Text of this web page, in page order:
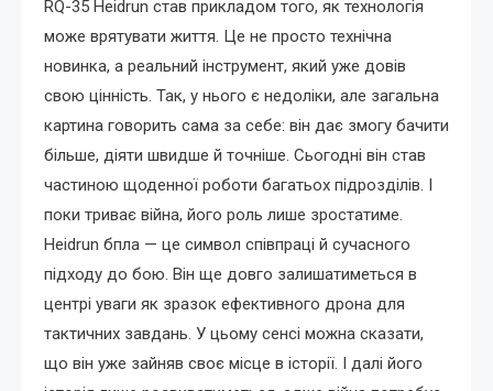
RQ-35 Heidrun став прикладом того, як технологія
може врятувати життя. Це не просто технічна
новинка, а реальний інструмент, який уже довів
свою цінність. Так, у нього є недоліки, але загальна
картина говорить сама за себе: він дає змогу бачити
більше, діяти швидше й точніше. Сьогодні він став
частиною щоденної роботи багатьох підрозділів. І
поки триває війна, його роль лише зростатиме.
Heidrun бпла — це символ співпраці й сучасного
підходу до бою. Він ще довго залишатиметься в
центрі уваги як зразок ефективного дрона для
тактичних завдань. У цьому сенсі можна сказати,
що він уже зайняв своє місце в історії. І далі його